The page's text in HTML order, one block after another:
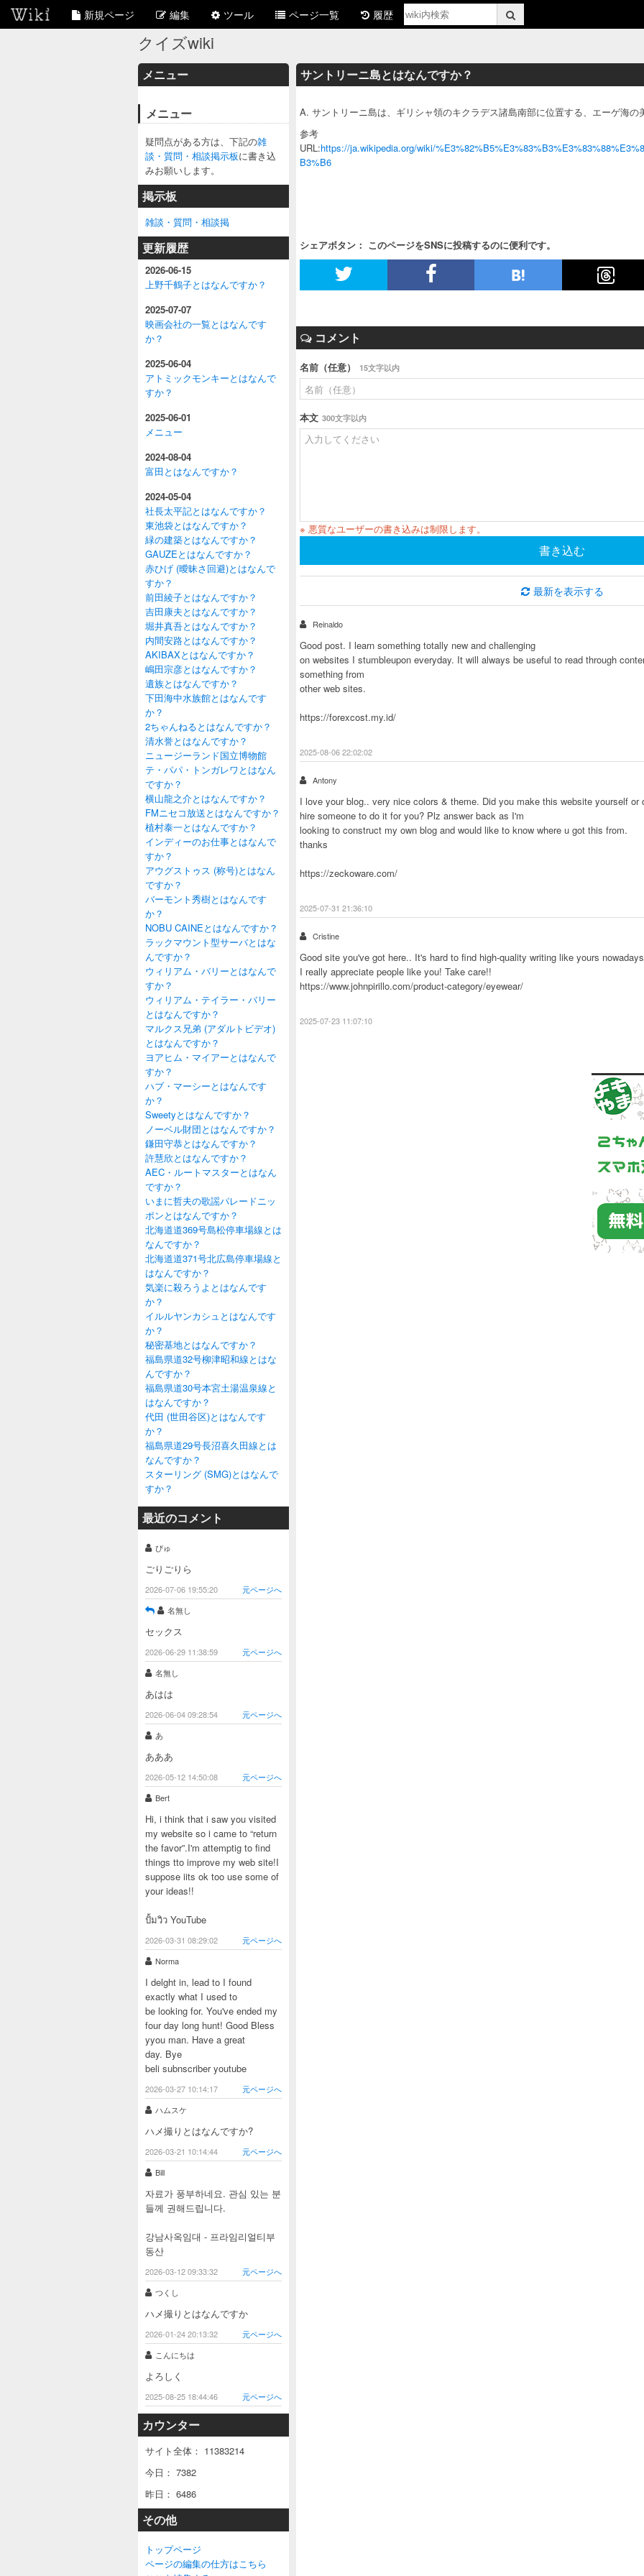
新規ページ 編集 ツール ページ一覧 履歴
クイズwiki
メニュー
メニュー
疑問点がある方は、下記の雑
談・質問・相談掲示板に書き込
みお願いします。
掲示板
雑談・質問・相談掲
更新履歴
2026-06-15
上野千鶴子とはなんですか？
2025-07-07
映画会社の一覧とはなんです
か？
2025-06-04
アトミックモンキーとはなんで
すか？
2025-06-01
メニュー
2024-08-04
富田とはなんですか？
2024-05-04
社長太平記とはなんですか？
東池袋とはなんですか？
緑の建築とはなんですか？
GAUZEとはなんですか？
赤ひげ (曖昧さ回避)とはなんで
すか？
前田綾子とはなんですか？
吉田康夫とはなんですか？
堀井真吾とはなんですか？
内間安路とはなんですか？
AKIBAXとはなんですか？
嶋田宗彦とはなんですか？
遺族とはなんですか？
下田海中水族館とはなんです
か？
2ちゃんねるとはなんですか？
清水誉とはなんですか？
ニュージーランド国立博物館
テ・パパ・トンガレワとはなん
ですか？
横山龍之介とはなんですか？
FMニセコ放送とはなんですか？
植村泰一とはなんですか？
インディーのお仕事とはなんで
すか？
アウグストゥス (称号)とはなん
ですか？
バーモント秀樹とはなんです
か？
NOBU CAINEとはなんですか？
ラックマウント型サーバとはな
んですか？
ウィリアム・バリーとはなんで
すか？
ウィリアム・テイラー・バリー
とはなんですか？
マルクス兄弟 (アダルトビデオ)
とはなんですか？
ヨアヒム・マイアーとはなんで
すか？
ハブ・マーシーとはなんです
か？
Sweetyとはなんですか？
ノーベル財団とはなんですか？
鎌田守恭とはなんですか？
許慧欣とはなんですか？
AEC・ルートマスターとはなん
ですか？
いまに哲夫の歌謡パレードニッ
ポンとはなんですか？
北海道道369号島松停車場線とは
なんですか？
北海道道371号北広島停車場線と
はなんですか？
気楽に殺ろうよとはなんです
か？
イルルヤンカシュとはなんです
か？
秘密基地とはなんですか？
福島県道32号柳津昭和線とはな
んですか？
福島県道30号本宮土湯温泉線と
はなんですか？
代田 (世田谷区)とはなんです
か？
福島県道29号長沼喜久田線とは
なんですか？
スターリング (SMG)とはなんで
すか？
最近のコメント
びゅ
ごりごりら
2026-07-06 19:55:20
元ページへ
名無し
セックス
2026-06-29 11:38:59
元ページへ
名無し
あはは
2026-06-04 09:28:54
元ページへ
あ
あああ
2026-05-12 14:50:08
元ページへ
Bert
Hi, i think that i saw you visited
my website so i came to “return
the favor”.I'm attemptig to find
things tto improve my web site!I
suppose iits ok too use some of
your ideas!!
ปั้มวิว YouTube
2026-03-31 08:29:02
元ページへ
Norma
I delght in, lead to I found
exactly what I used to
be looking for. You've ended my
four day long hunt! Good Bless
yyou man. Have a great
day. Bye
beli subnscriber youtube
2026-03-27 10:14:17
元ページへ
ハムスケ
ハメ撮りとはなんですか?
2026-03-21 10:14:44
元ページへ
Bill
자료가 풍부하네요. 관심 있는 분
들께 권해드립니다.
강남사옥임대 - 프라임리얼티부
동산
2026-03-12 09:33:32
元ページへ
つくし
ハメ撮りとはなんですか
2026-01-24 20:13:32
元ページへ
こんにちは
よろしく
2025-08-25 18:44:46 元ページへ
カウンター
サイト全体： 11383214
今日： 7382
昨日： 6486
その他
トップページ
ページの編集の仕方はこちら
サントリーニ島とはなんですか？
A. サントリーニ島は、ギリシャ領のキクラデス諸島南部に位置する、エーゲ海の
参考
URL:https://ja.wikipedia.org/wiki/
B3%B6
シェアボタン： このページをSNSに投稿するのに便利です。
コメント
名前（任意） 15文字以内
本文 300文字以内
※ 悪質なユーザーの書き込みは制限します。
書き込む
最新を表示する
Reinaldo
Good post. I learn something totally new and challenging
on websites I stumbleupon everyday. It will always be useful to read through
something from
other web sites.
https://forexcost.my.id/
2025-08-06 22:02:02
Antony
I love your blog.. very nice colors & theme. Did you make this website yourself or
hire someone to do it for you? Plz answer back as I'm
looking to construct my own blog and would like to know where u got this from.
thanks
https://zeckoware.com/
2025-07-31 21:36:10
Cristine
Good site you've got here.. It's hard to find high-quality writing like yours
I really appreciate people like you! Take care!!
https://www.johnpirillo.com/product-category/eyewear/
2025-07-23 11:07:10